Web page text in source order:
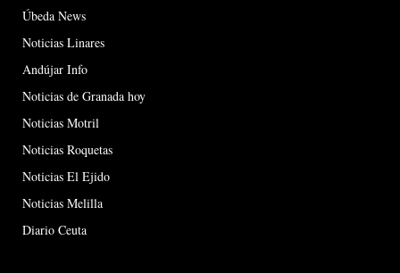
Úbeda News
Noticias Linares
Andújar Info
Noticias de Granada hoy
Noticias Motril
Noticias Roquetas
Noticias El Ejido
Noticias Melilla
Diario Ceuta